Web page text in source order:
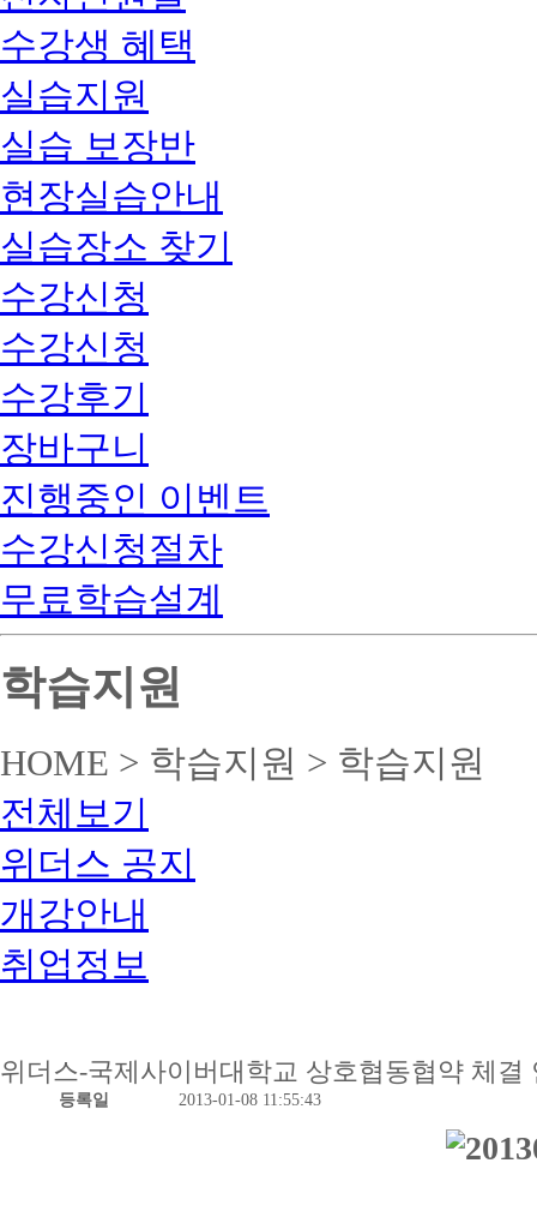
수강생 혜택
실습지원
실습 보장반
현장실습안내
실습장소 찾기
수강신청
수강신청
수강후기
장바구니
진행중인 이벤트
수강신청절차
무료학습설계
학습지원
HOME > 학습지원 > 학습지원
전체보기
위더스 공지
개강안내
취업정보
위더스-국제사이버대학교 상호협동협약 체결
등록일 2013-01-08 11:55:43